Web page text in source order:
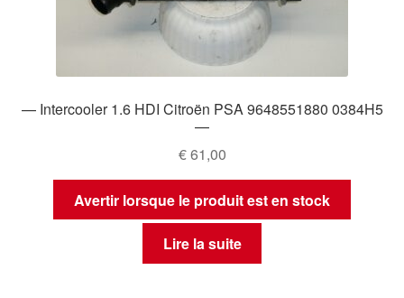
Termes et conditions
— Intercooler 1.6 HDI Citroën PSA 9648551880 0384H5
—
€61,00
Avertir lorsque le produit est en stock
Lire la suite